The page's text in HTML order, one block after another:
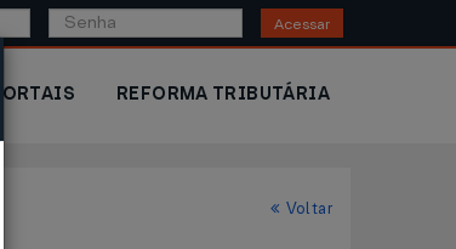
Acessar
PORTAIS REFORMA TRIBUTÁRIA
Voltar